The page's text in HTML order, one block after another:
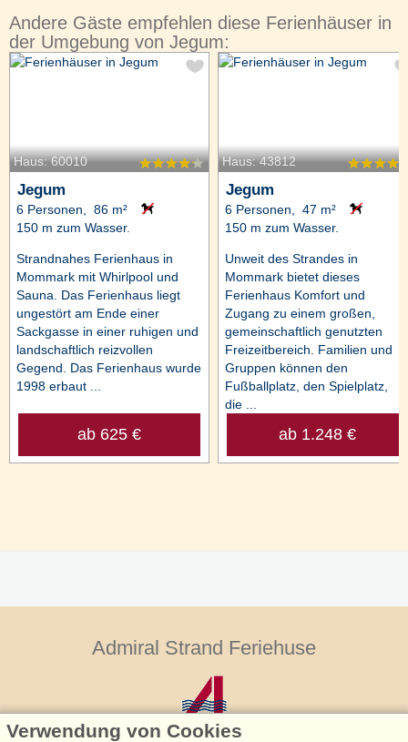
Andere Gäste empfehlen diese Ferienhäuser in
der Umgebung von Jegum:
Haus: 60010
Jegum
6 Personen, 86 m²
150 m zum Wasser.
Strandnahes Ferienhaus in
Mommark mit Whirlpool und
Sauna. Das Ferienhaus liegt
ungestört am Ende einer
Sackgasse in einer ruhigen und
landschaftlich reizvollen
Gegend. Das Ferienhaus wurde
1998 erbaut ...
ab 625 €
Haus: 43812
Jegum
6 Personen, 47 m²
150 m zum Wasser.
Unweit des Strandes in
Mommark bietet dieses
Ferienhaus Komfort und
Zugang zu einem großen,
gemeinschaftlich genutzten
Freizeitbereich. Familien und
Gruppen können den
Fußballplatz, den Spielplatz,
die ...
ab 1.248 €
Admiral Strand Feriehuse
Verwendung von Cookies